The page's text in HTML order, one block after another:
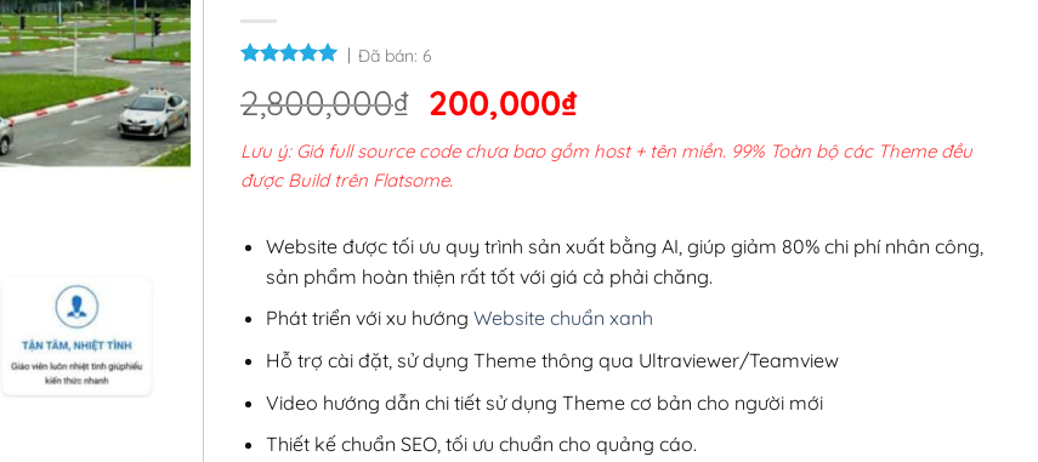
Đã bán: 6
2,800,000₫ Giá
gốc
là:
200,000₫Giá
hiện
tại
200,000₫.
Lưu ý: Giá full source code chưa bao gồm host + tên miền. 99% Toàn bộ các Theme đều
được Build trên Flatsome.
Website được tối ưu quy trình sản xuất bằng AI, giúp giảm 80% chi phí nhân công,
sản phẩm hoàn thiện rất tốt với giá cả phải chăng.
Phát triển với xu hướng Website chuẩn xanh
Hỗ trợ cài đặt, sử dụng Theme thông qua Ultraviewer/Teamview
Video hướng dẫn chi tiết sử dụng Theme cơ bản cho người mới
Thiết kế chuẩn SEO, tối ưu chuẩn cho quảng cáo.